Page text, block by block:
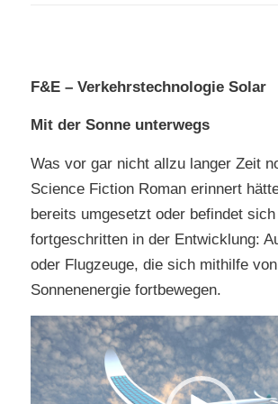
F&E – Verkehrstechnologie Solar
Mit der Sonne unterwegs
Was vor gar nicht allzu langer Zeit
Science Fiction Roman erinnert
bereits umgesetzt oder befindet
fortgeschritten in der Entwicklung:
oder Flugzeuge, die sich mithilfe von
Sonnenenergie fortbewegen.